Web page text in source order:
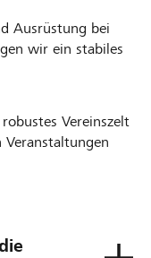
Ausrüstung bei
wir ein stabiles
Vereinszelt
Veranstaltungen